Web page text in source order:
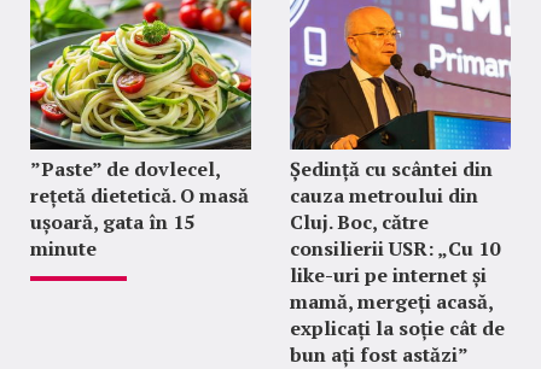
”Paste” de dovlecel,
rețetă dietetică. O masă
ușoară, gata în 15
minute
Ședință cu scântei din
cauza metroului din
Cluj. Boc, către
consilierii USR: „Cu 10
like-uri pe internet și
mamă, mergeți acasă,
explicați la soție cât de
bun ați fost astăzi”